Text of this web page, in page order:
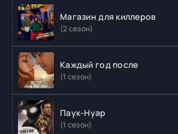
Магазин для киллеров
(2 сезон)
Каждый год после
(1 сезон)
Паук-Нуар
(1 сезон)